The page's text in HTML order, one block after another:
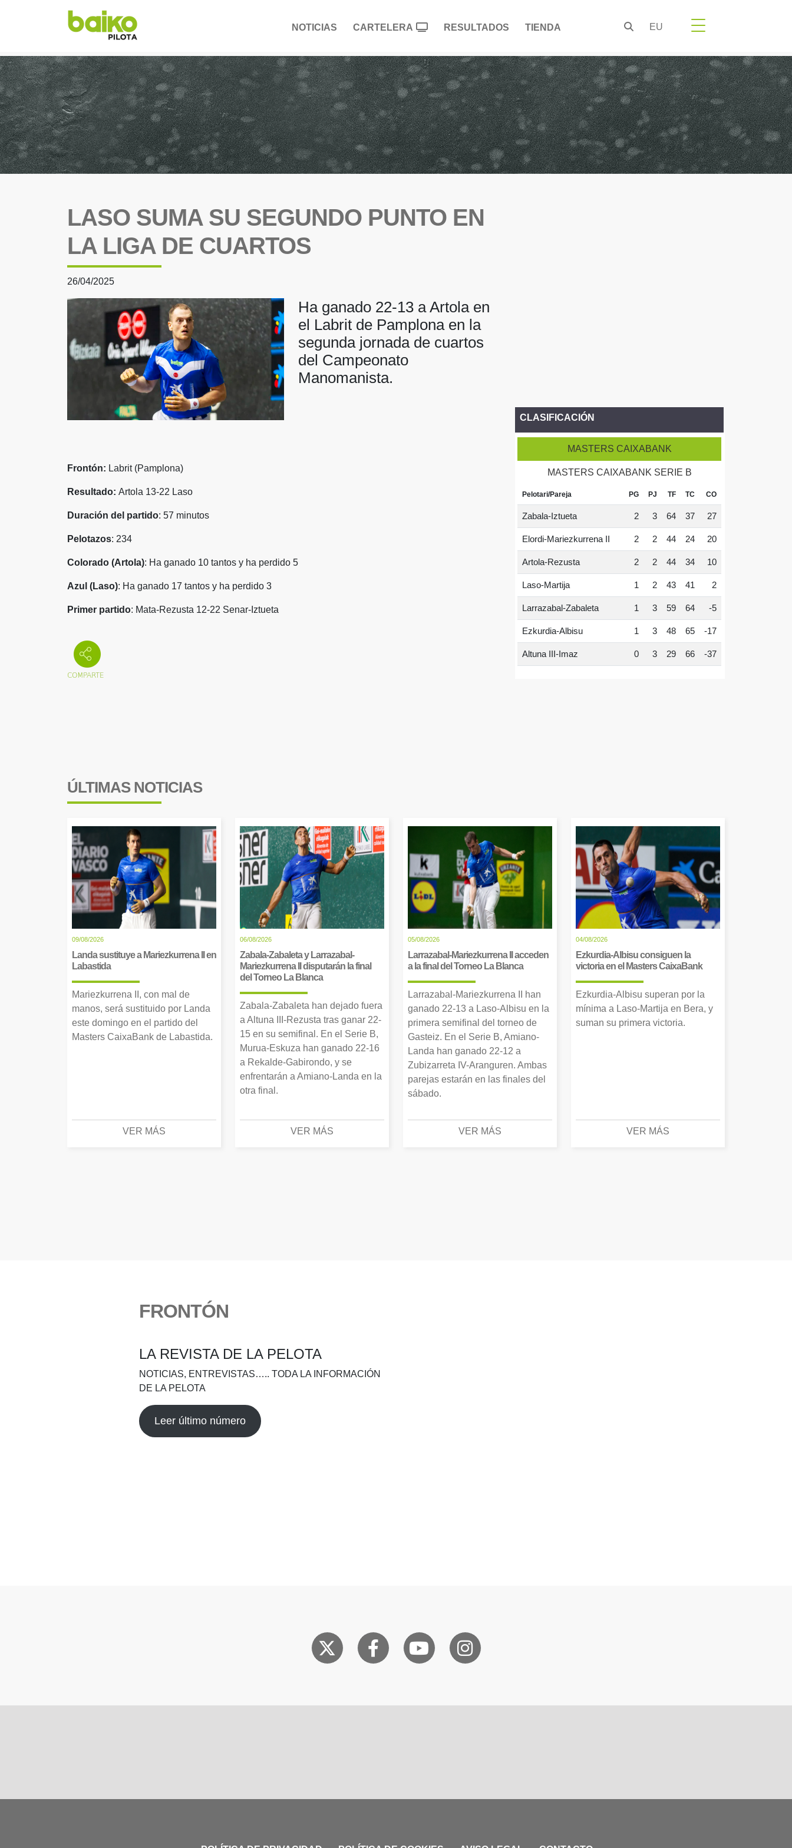
NOTICIAS CARTELERA RESULTADOS TIENDA EU
LASO SUMA SU SEGUNDO PUNTO EN
LA LIGA DE CUARTOS
26/04/2025
Ha ganado 22-13 a Artola en
el Labrit de Pamplona en la
segunda jornada de cuartos
del Campeonato
Manomanista.
Frontón: Labrit (Pamplona)
Resultado: Artola 13-22 Laso
Duración del partido: 57 minutos
Pelotazos: 234
Colorado (Artola): Ha ganado 10 tantos y ha perdido 5
Azul (Laso): Ha ganado 17 tantos y ha perdido 3
Primer partido: Mata-Rezusta 12-22 Senar-Iztueta
CLASIFICACIÓN
MASTERS CAIXABANK
MASTERS CAIXABANK SERIE B
Pelotari/Pareja PG PJ TF TC CO
Zabala-Iztueta 2 3 64 37 27
Elordi-Mariezkurrena II 2 2 44 24 20
Artola-Rezusta 2 2 44 34 10
Laso-Martija 1 2 43 41 2
Larrazabal-Zabaleta 1 3 59 64 -5
Ezkurdia-Albisu 1 3 48 65 -17
Altuna III-Imaz 0 3 29 66 -37
ÚLTIMAS NOTICIAS
09/08/2026
Landa sustituye a Mariezkurrena II en
Labastida
Mariezkurrena II, con mal de
manos, será sustituido por Landa
este domingo en el partido del
Masters CaixaBank de Labastida.
VER MÁS
06/08/2026
Zabala-Zabaleta y Larrazabal-
Mariezkurrena II disputarán la final
del Torneo La Blanca
Zabala-Zabaleta han dejado fuera
a Altuna III-Rezusta tras ganar 22-
15 en su semifinal. En el Serie B,
Murua-Eskuza han ganado 22-16
a Rekalde-Gabirondo, y se
enfrentarán a Amiano-Landa en la
otra final.
VER MÁS
05/08/2026
Larrazabal-Mariezkurrena II acceden
a la final del Torneo La Blanca
Larrazabal-Mariezkurrena II han
ganado 22-13 a Laso-Albisu en la
primera semifinal del torneo de
Gasteiz. En el Serie B, Amiano-
Landa han ganado 22-12 a
Zubizarreta IV-Aranguren. Ambas
parejas estarán en las finales del
sábado.
VER MÁS
04/08/2026
Ezkurdia-Albisu consiguen la
victoria en el Masters CaixaBank
Ezkurdia-Albisu superan por la
mínima a Laso-Martija en Bera, y
suman su primera victoria.
VER MÁS
FRONTÓN
LA REVISTA DE LA PELOTA
NOTICIAS, ENTREVISTAS….. TODA LA INFORMACIÓN
DE LA PELOTA
Leer último número